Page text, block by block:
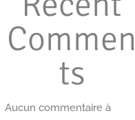
Commen
ts
Aucun commentaire à